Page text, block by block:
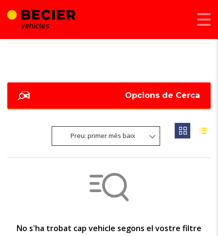
Opcions de Cerca
Preu: primer més baix
No s'ha trobat cap vehicle segons el vostre filtre